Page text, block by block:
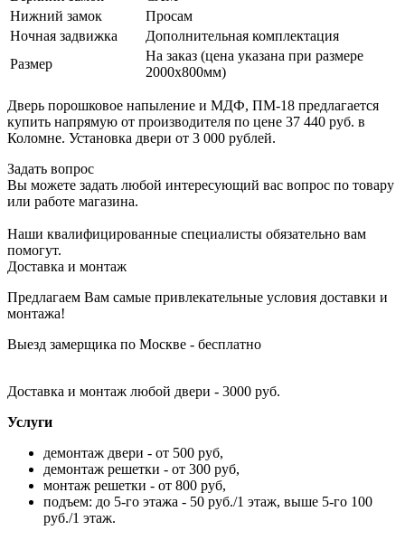
Нижний замок
Просам
Ночная задвижка
Дополнительная комплектация
Размер
На заказ (цена указана при размере
2000х800мм)
Дверь порошковое напыление и МДФ, ПМ-18 предлагается
купить напрямую от производителя по цене 37 440 руб. в
Коломне. Установка двери от 3 000 рублей.
Задать вопрос
Вы можете задать любой интересующий вас вопрос по товару
или работе магазина.
Наши квалифицированные специалисты обязательно вам
помогут.
Доставка и монтаж
Предлагаем Вам самые привлекательные условия доставки и
монтажа!
Выезд замерщика по Москве - бесплатно
Доставка и монтаж любой двери - 3000 руб.
Услуги
демонтаж двери - от 500 руб,
демонтаж решетки - от 300 руб,
монтаж решетки - от 800 руб,
подъем: до 5-го этажа - 50 руб./1 этаж, выше 5-го 100
руб./1 этаж.